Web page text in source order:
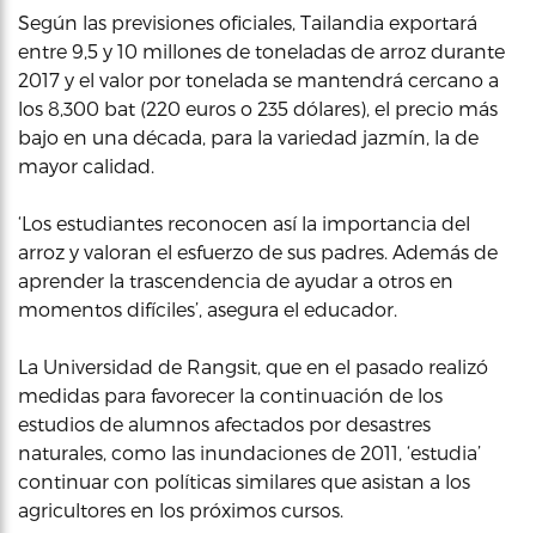
Según las previsiones oficiales, Tailandia exportará
entre 9,5 y 10 millones de toneladas de arroz durante
2017 y el valor por tonelada se mantendrá cercano a
los 8,300 bat (220 euros o 235 dólares), el precio más
bajo en una década, para la variedad jazmín, la de
mayor calidad.
‘Los estudiantes reconocen así la importancia del
arroz y valoran el esfuerzo de sus padres. Además de
aprender la trascendencia de ayudar a otros en
momentos difíciles’, asegura el educador.
La Universidad de Rangsit, que en el pasado realizó
medidas para favorecer la continuación de los
estudios de alumnos afectados por desastres
naturales, como las inundaciones de 2011, ‘estudia’
continuar con políticas similares que asistan a los
agricultores en los próximos cursos.